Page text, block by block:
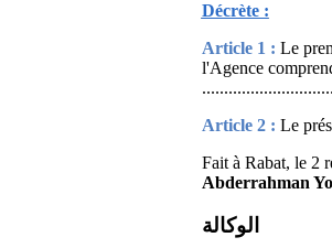
Décrète :
Article 1 : Le
l'Agence
Article 2 : Le
Fait à Rabat, le 2
Abderrahman
الوكالة